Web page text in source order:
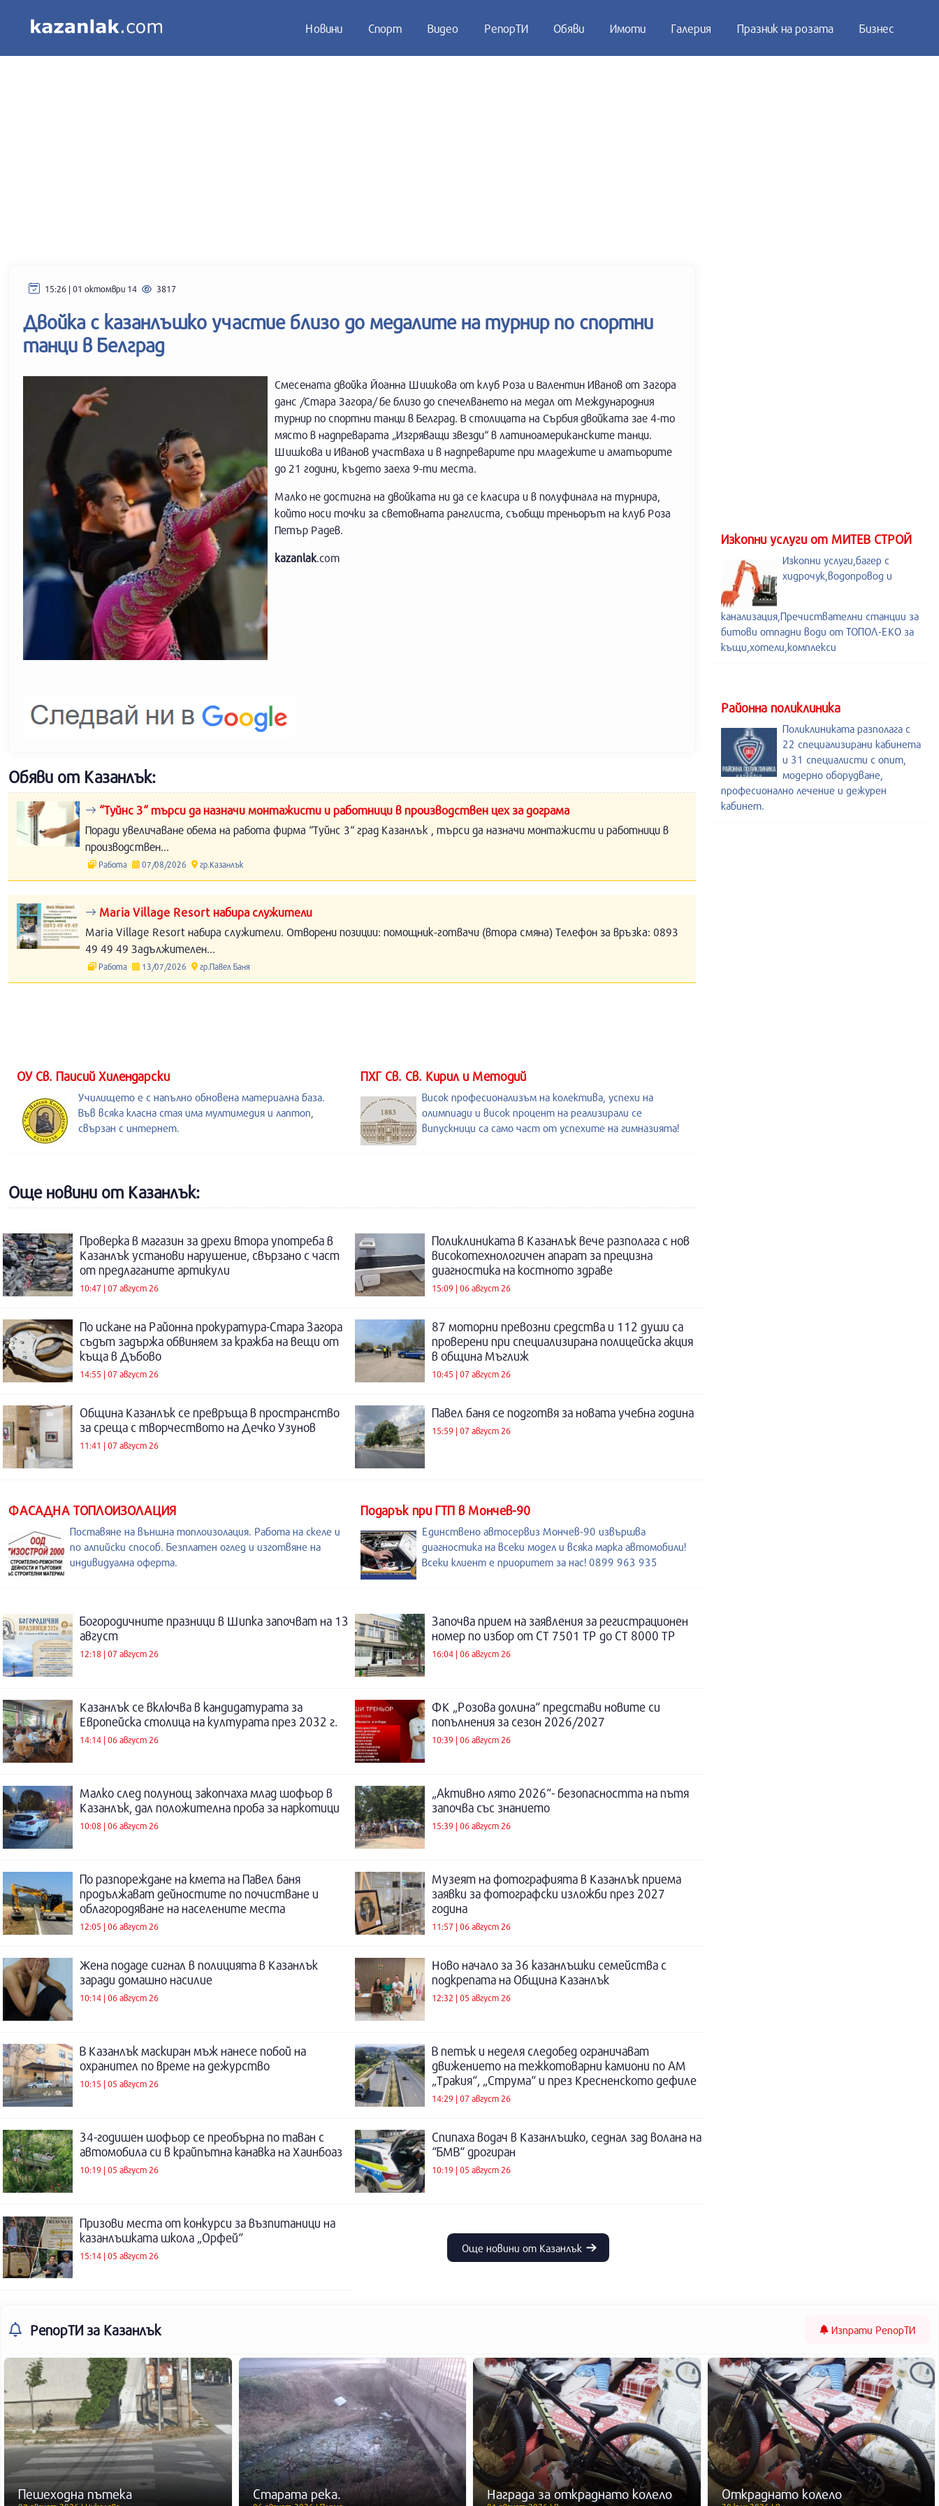
Новини Спорт Видео РепорТИ Обяви Имоти Галерия Празник на розата Бизнес
15:26 | 01 октомври 14 3817
Двойка с казанлъшко участие близо до медалите на турнир по спортни
танци в Белград
Смесената двойка Йоанна Шишкова от клуб Роза и Валентин Иванов от Загора
данс /Стара Загора/ бе близо до спечелването на медал от Международния
турнир по спортни танци в Белград. В столицата на Сърбия двойката зае 4-то
място в надпреварата „Изгряващи звезди“ в латиноамериканските танци.
Шишкова и Иванов участваха и в надпреварите при младежите и аматьорите
до 21 години, където заеха 9-ти места.
Малко не достигна на двойката ни да се класира и в полуфинала на турнира,
който носи точки за световната ранглиста, съобщи треньорът на клуб Роза
Петър Радев.
kazanlak.com
Обяви от Казанлък:
“Туйнс 3“ търси да назначи монтажисти и работници в производствен цех за дограма
Поради увеличаване обема на работа фирма “Туйнс 3“ град Казанлък , търси да назначи монтажисти и работници в
производствен...
Работа 07/08/2026 гр.Казанлък
Maria Village Resort набира служители
Maria Village Resort набира служители. Отворени позиции: помощник-готвачи (втора смяна) Телефон за връзка: 0893
49 49 49 Задължителен...
Работа 13/07/2026 гр.Павел Баня
Изкопни услуги от МИТЕВ СТРОЙ
Изкопни услуги,багер с
хидрочук,водопровод и
канализация,Пречиствателни станции за
битови отпадни води от ТОПОЛ-ЕКО за
къщи,хотели,комплекси
Районна поликлиника
Поликлиниката разполага с
22 специализирани кабинета
и 31 специалисти с опит,
модерно оборудване,
професионално лечение и дежурен
кабинет.
ОУ Св. Паисий Хилендарски
Училището е с напълно обновена материална база.
Във всяка класна стая има мултимедия и лаптоп,
свързан с интернет.
ПХГ Св. Св. Кирил и Методий
Висок професионализъм на колектива, успехи на
олимпиади и висок процент на реализирали се
випускници са само част от успехите на гимназията!
Още новини от Казанлък:
Проверка в магазин за дрехи втора употреба в
Казанлък установи нарушение, свързано с част
от предлаганите артикули
10:47 | 07 август 26
Поликлиниката в Казанлък вече разполага с нов
високотехнологичен апарат за прецизна
диагностика на костното здраве
15:09 | 06 август 26
По искане на Районна прокуратура-Стара Загора
съдът задържа обвиняем за кражба на вещи от
къща в Дъбово
14:55 | 07 август 26
87 моторни превозни средства и 112 души са
проверени при специализирана полицейска акция
в община Мъглиж
10:45 | 07 август 26
Община Казанлък се превръща в пространство
за среща с творчеството на Дечко Узунов
11:41 | 07 август 26
Павел баня се подготвя за новата учебна година
15:59 | 07 август 26
ФАСАДНА ТОПЛОИЗОЛАЦИЯ
Поставяне на външна топлоизолация. Работа на скеле и
по алпийски способ. Безплатен оглед и изготвяне на
индивидуална оферта.
Подарък при ГТП в Мончев-90
Единствено автосервиз Мончев-90 извършва
диагностика на всеки модел и всяка марка автомобили!
Всеки клиент е приоритет за нас! 0899 963 935
Богородичните празници в Шипка започват на 13
август
12:18 | 07 август 26
Започва прием на заявления за регистрационен
номер по избор от СТ 7501 ТР до СТ 8000 ТР
16:04 | 06 август 26
Казанлък се включва в кандидатурата за
Европейска столица на културата през 2032 г.
14:14 | 06 август 26
ФК „Розова долина“ представи новите си
попълнения за сезон 2026/2027
10:39 | 06 август 26
Малко след полунощ закопчаха млад шофьор в
Казанлък, дал положителна проба за наркотици
10:08 | 06 август 26
„Активно лято 2026“- безопасността на пътя
започва със знанието
15:39 | 06 август 26
По разпореждане на кмета на Павел баня
продължават дейностите по почистване и
облагородяване на населените места
12:05 | 06 август 26
Музеят на фотографията в Казанлък приема
заявки за фотографски изложби през 2027
година
11:57 | 06 август 26
Жена подаде сигнал в полицията в Казанлък
заради домашно насилие
10:14 | 06 август 26
Ново начало за 36 казанлъшки семейства с
подкрепата на Община Казанлък
12:32 | 05 август 26
В Казанлък маскиран мъж нанесе побой на
охранител по време на дежурство
10:15 | 05 август 26
В петък и неделя следобед ограничават
движението на тежкотоварни камиони по АМ
„Тракия“, „Струма“ и през Кресненското дефиле
14:29 | 07 август 26
34-годишен шофьор се преобърна по таван с
автомобила си в крайпътна канавка на Хаинбоаз
10:19 | 05 август 26
Спипаха водач в Казанлъшко, седнал зад волана на
“БМВ“ дрогиран
10:19 | 05 август 26
Призови места от конкурси за възпитаници на
казанлъшката школа „Орфей“
15:14 | 05 август 26
Още новини от Казанлък
РепорТИ за Казанлък Изпрати РепорТИ
Пешеходна пътека Старата река. Награда за откраднато колело Откраднато колело